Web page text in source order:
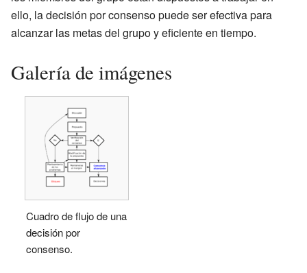
ello, la decisión por consenso puede ser efectiva para
alcanzar las metas del grupo y eficiente en tiempo.
Galería de imágenes
Cuadro de flujo de una
decisión por
consenso.